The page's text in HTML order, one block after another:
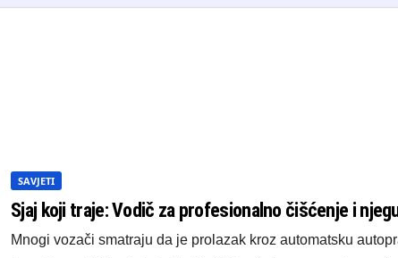
SAVJETI
Sjaj koji traje: Vodič za profesionalno čišćenje i
Mnogi vozači smatraju da je prolazak kroz automatsku